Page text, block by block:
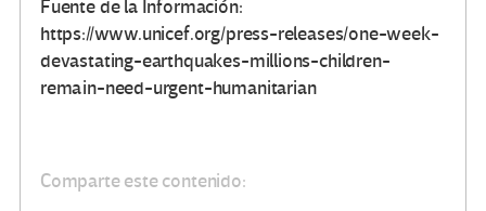
Fuente de la Información:
https://www.unicef.org/press-releases/one-week-
devastating-earthquakes-millions-children-
remain-need-urgent-humanitarian
Comparte este contenido: